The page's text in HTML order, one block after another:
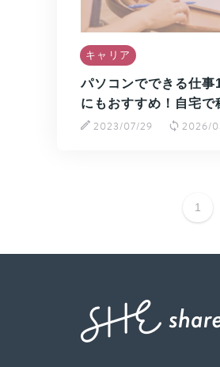
キャリア
パソコンでできる仕事
にもおすすめ！自宅
2023/07/29 2026/
1